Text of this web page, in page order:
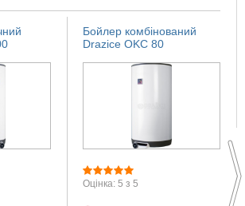
Бойлер комбінований
Drazice OKC 80
Оцінка: 5 з 5